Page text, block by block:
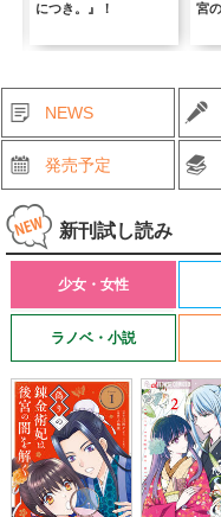
宮の闇を解く』1巻!
NEWS
発売予定
新刊試し読み
少女・女性
ラノベ・小説